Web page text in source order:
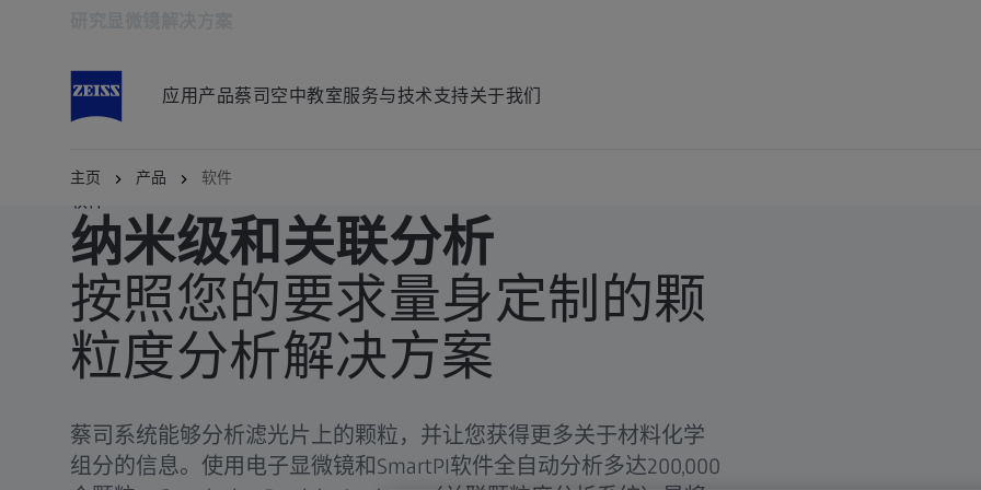
应用 产品蔡司空中教室服务与技术支持关于我们
主页 产品 软件
软件
纳米级和关联分析
按照您的要求量身定制的颗
粒度分析解决方案
蔡司系统能够分析滤光片上的颗粒，并让您获得更多关于材料化学
组分的信息。使用电子显微镜和SmartPI软件全自动分析多达200,000